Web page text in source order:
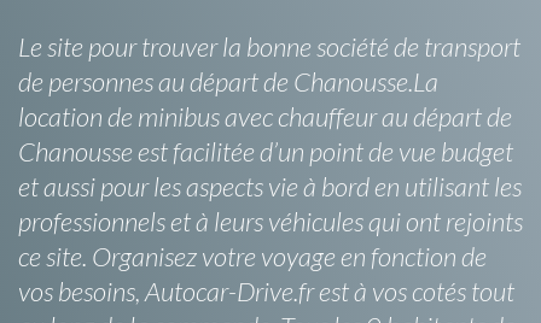
Le site pour trouver la bonne société de transport
de personnes au départ de Chanousse.La
location de minibus avec chauffeur au départ de
Chanousse est facilitée d’un point de vue budget
et aussi pour les aspects vie à bord en utilisant les
professionnels et à leurs véhicules qui ont rejoints
ce site. Organisez votre voyage en fonction de
vos besoins, Autocar-Drive.fr est à vos cotés tout